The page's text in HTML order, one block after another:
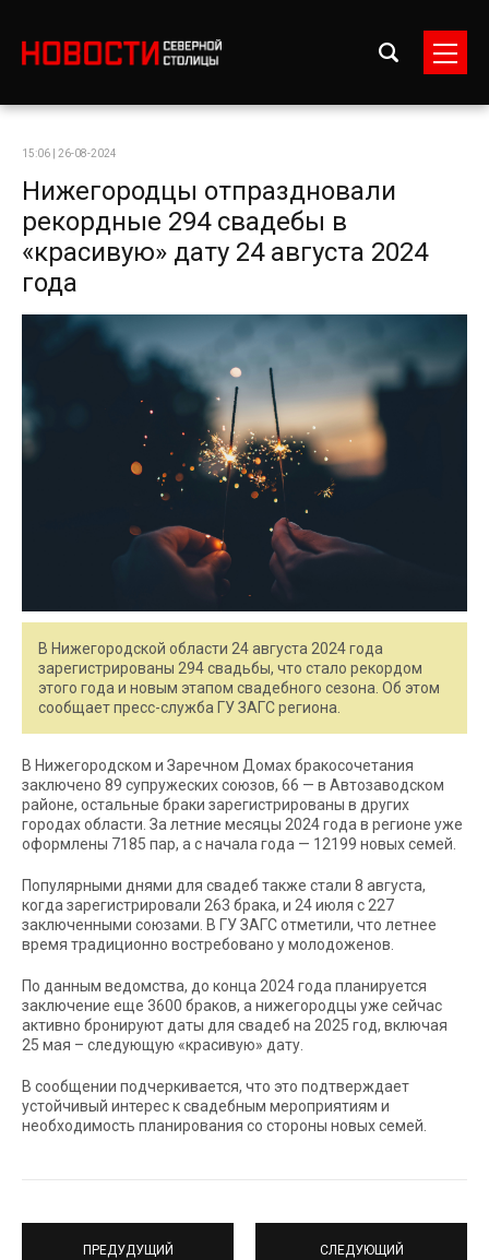
15:06 | 26-08-2024
Нижегородцы отпраздновали
рекордные 294 свадебы в
«красивую» дату 24 августа 2024
года
В Нижегородской области 24 августа 2024 года
зарегистрированы 294 свадьбы, что стало рекордом
этого года и новым этапом свадебного сезона. Об этом
сообщает пресс-служба ГУ ЗАГС региона.
В Нижегородском и Заречном Домах бракосочетания
заключено 89 супружеских союзов, 66 — в Автозаводском
районе, остальные браки зарегистрированы в других
городах области. За летние месяцы 2024 года в регионе уже
оформлены 7185 пар, а с начала года — 12199 новых семей.
Популярными днями для свадеб также стали 8 августа,
когда зарегистрировали 263 брака, и 24 июля с 227
заключенными союзами. В ГУ ЗАГС отметили, что летнее
время традиционно востребовано у молодоженов.
По данным ведомства, до конца 2024 года планируется
заключение еще 3600 браков, а нижегородцы уже сейчас
активно бронируют даты для свадеб на 2025 год, включая
25 мая – следующую «красивую» дату.
В сообщении подчеркивается, что это подтверждает
устойчивый интерес к свадебным мероприятиям и
необходимость планирования со стороны новых семей.
ПРЕДУДУЩИЙ СЛЕДУЮЩИЙ